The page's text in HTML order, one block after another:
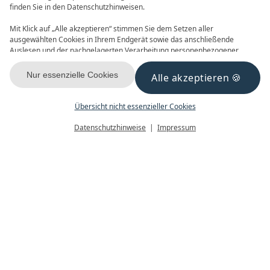
finden Sie in den Datenschutzhinweisen.
Mit Klick auf „Alle akzeptieren“ stimmen Sie dem Setzen aller
ausgewählten Cookies in Ihrem Endgerät sowie das anschließende
Auslesen und der nachgelagerten Verarbeitung personenbezogener
Daten (z.B. Ihrer IP-Adresse) durch uns und unseren Partnern zu. Falls
Sie damit nicht einverstanden sind, klicken Sie bitte auf „Nur essenzielle
Cookies“. Eine individuelle Auswahl können Sie unter „Übersicht nicht
essenzieller Cookies“ tätigen. Sie können Ihre Auswahl im Fußbereich
dieser Website oder in den Datenschutzhinweisen jederzeit aufrufen und
Alle akzeptieren
Nur essenzielle Cookies
Übersicht nicht essenzieller Cookies
Datenschutzhinweise Impressum
GutscheineBuchen
GUTSCHEINE NEWSLETTER